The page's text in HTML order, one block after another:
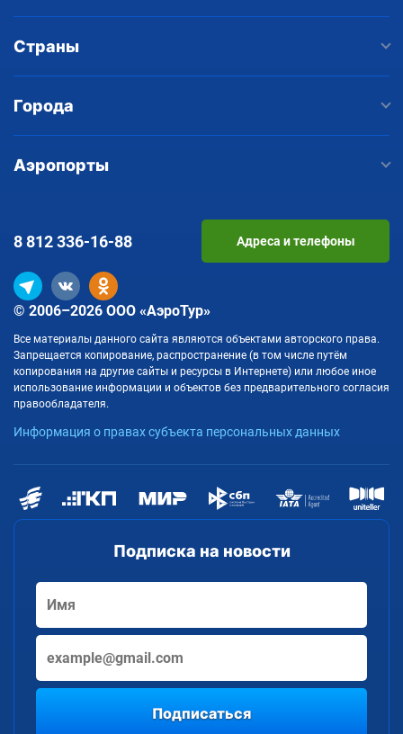
Страны
Города
Аэропорты
Подписка на новости
Подписаться
© 2006–2026 ООО «АэроТур»
Все материалы данного сайта являются объектами авторского права.
Запрещается копирование, распространение (в том числе путём
копирования на другие сайты и ресурсы в Интернете) или любое иное
использование информации и объектов без предварительного согласия
правообладателя.
Информация о правах субъекта персональных данных
8 812336-16-88 Адреса и телефоны